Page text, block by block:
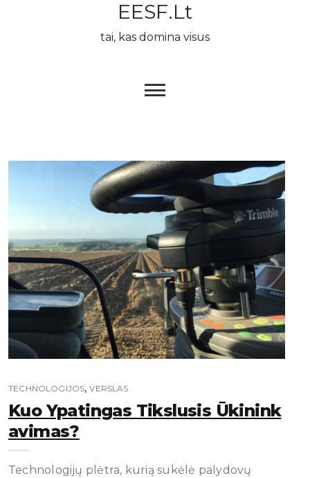
EESF.lt
tai, kas domina visus
TECHNOLOGIJOS,VERSLAS
Kuo Ypatingas Tikslusis Ūkinink
Avimas?
Technologijų plėtra, kurią sukėlė palydovų